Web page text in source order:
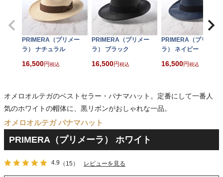
PRIMERA（プリメー
ラ） ナチュラル
16,500 税込
PRIMERA（プリメー
ラ） ブラック
16,500 税込
PRIMERA（プリメー
ラ） ネイビー
16,500 税込
オメロオルテガのベストセラー・パナマハット。定番にして一番人
気のホワイトの帽体に、黒リボンがおしゃれな一品。
オメロオルテガ パナマハット
PRIMERA（プリメーラ） ホワイト
4.9 （15） レビューを見る